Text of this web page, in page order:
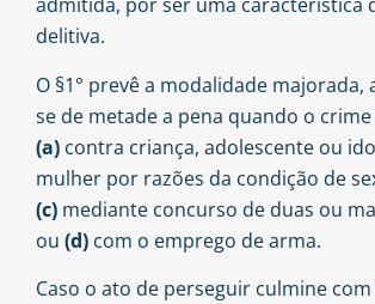
delitiva.
O §1° prevê a modalidade
se de metade a pena quando o
(a) contra criança, adolescente ou
mulher por razões da condição de
(c) mediante concurso de duas ou
ou (d) com o emprego dearma.
Caso o ato de perseguir culmine com